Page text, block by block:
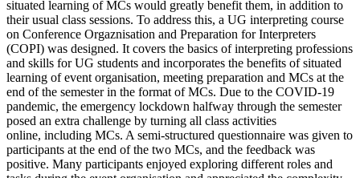
situated learning of MCs would greatly benefit them, in addition to
their usual class sessions. To address this, a UG interpreting course
on Conference Orgaznisation and Preparation for Interpreters
(COPI) was designed. It covers the basics of interpreting professions
and skills for UG students and incorporates the benefits of situated
learning of event organisation, meeting preparation and MCs at the
end of the semester in the format of MCs. Due to the COVID-19
pandemic, the emergency lockdown halfway through the semester
posed an extra challenge by turning all class activities
online, including MCs. A semi-structured questionnaire was given to
participants at the end of the two MCs, and the feedback was
positive. Many participants enjoyed exploring different roles and